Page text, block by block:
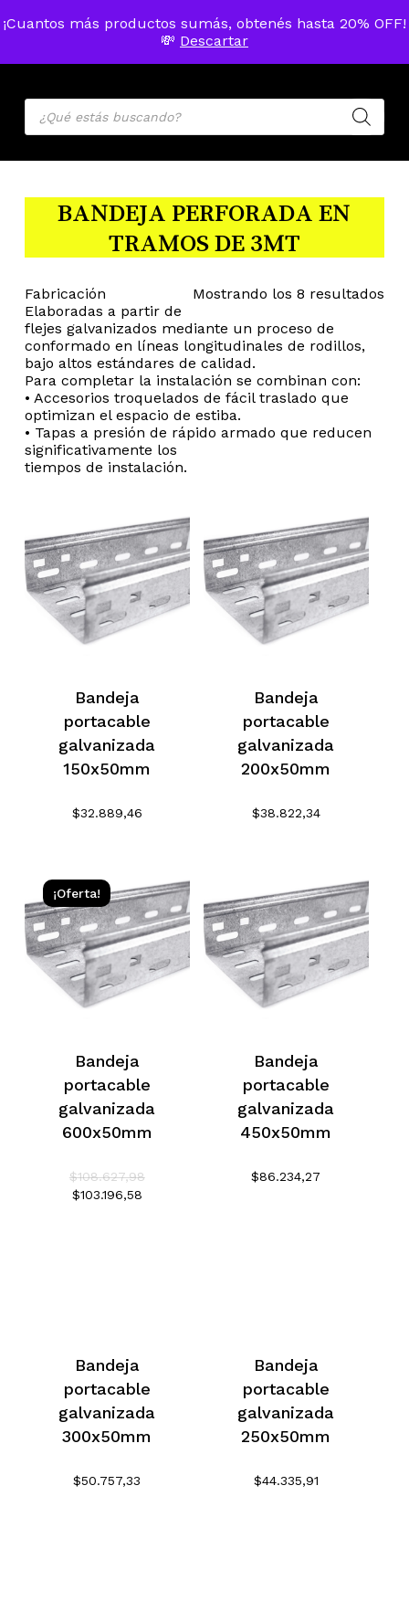
¡Cuantos más productos sumás, obtenés hasta 20% OFF!
💸 Descartar
to
content
MENU
Products
search
BANDEJA PERFORADA EN
TRAMOS DE 3MT
Mostrando los 8 resultados
Fabricación
Elaboradas a partir de
flejes galvanizados mediante un proceso de
conformado en líneas longitudinales de rodillos,
bajo altos estándares de calidad.
Para completar la instalación se combinan con:
• Accesorios troquelados de fácil traslado que
optimizan el espacio de estiba.
• Tapas a presión de rápido armado que reducen
significativamente los
tiempos de instalación.
Bandeja
portacable
galvanizada
150x50mm
$32.889,46
Bandeja
portacable
galvanizada
200x50mm
$38.822,34
¡Oferta!
Bandeja
portacable
galvanizada
600x50mm
$108.627,98El
$103.196,58El
Bandeja
portacable
galvanizada
450x50mm
$86.234,27
Bandeja
portacable
galvanizada
300x50mm
$50.757,33
Bandeja
portacable
galvanizada
250x50mm
$44.335,91